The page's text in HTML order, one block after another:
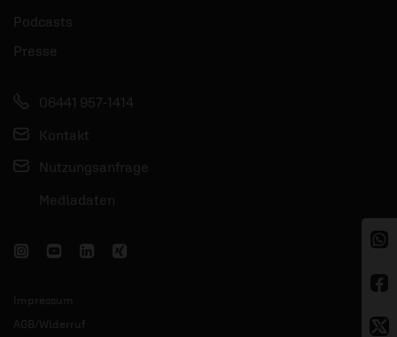
Podcasts
Presse
06441 957-1414
Kontakt
Nutzungsanfrage
Mediadaten
Impressum
AGB/Widerruf